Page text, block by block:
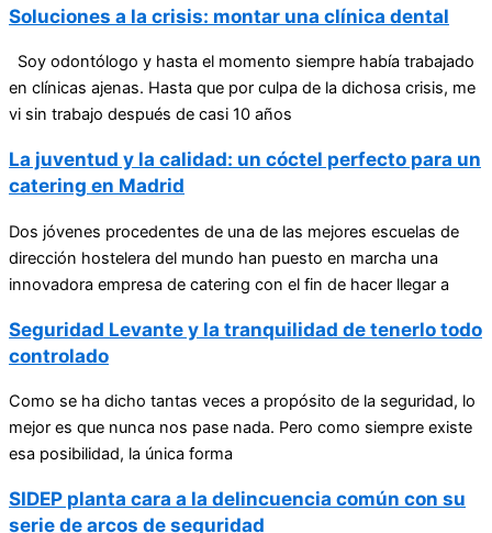
Soluciones a la crisis: montar una clínica dental
Soy odontólogo y hasta el momento siempre había trabajado
en clínicas ajenas. Hasta que por culpa de la dichosa crisis, me
vi sin trabajo después de casi 10 años
La juventud y la calidad: un cóctel perfecto para un
catering en Madrid
Dos jóvenes procedentes de una de las mejores escuelas de
dirección hostelera del mundo han puesto en marcha una
innovadora empresa de catering con el fin de hacer llegar a
Seguridad Levante y la tranquilidad de tenerlo todo
controlado
Como se ha dicho tantas veces a propósito de la seguridad, lo
mejor es que nunca nos pase nada. Pero como siempre existe
esa posibilidad, la única forma
SIDEP planta cara a la delincuencia común con su
serie de arcos de seguridad